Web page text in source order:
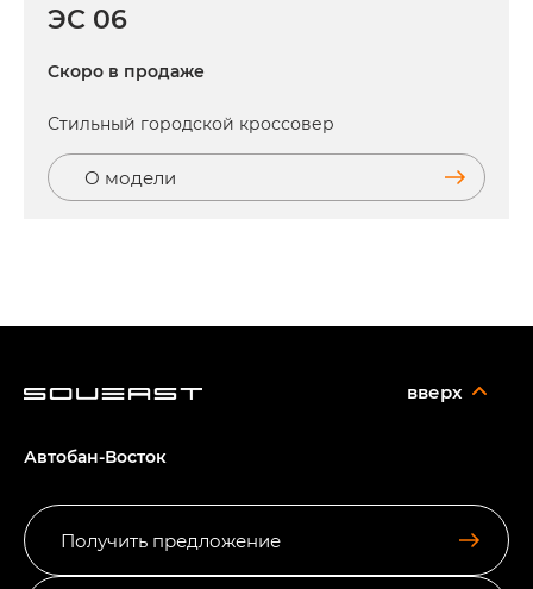
ЭС 06
Скоро в продаже
Стильный городской кроссовер
О модели
Получить предложение
вверх
Автобан-Восток